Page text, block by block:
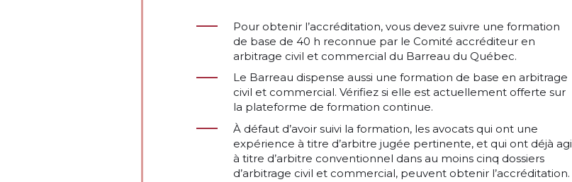
Pour obtenir l’accréditation, vous devez suivre une formation
de base de 40 h reconnue par le Comité accréditeur en
arbitrage civil et commercial du Barreau du Québec.
Le Barreau dispense aussi une formation de base en arbitrage
civil et commercial. Vérifiez si elle est actuellement offerte sur
la plateforme de formation continue.
À défaut d’avoir suivi la formation, les avocats qui ont une
expérience à titre d’arbitre jugée pertinente, et qui ont déjà agi
à titre d’arbitre conventionnel dans au moins cinq dossiers
d’arbitrage civil et commercial, peuvent obtenir l’accréditation.